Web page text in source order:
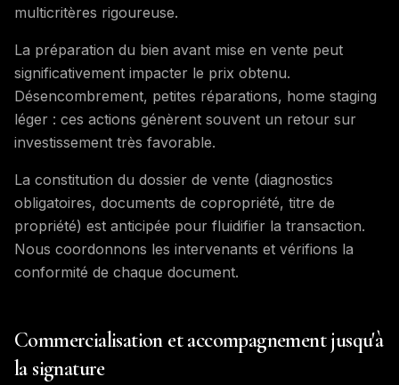
multicritères rigoureuse.
La préparation du bien avant mise en vente peut
significativement impacter le prix obtenu.
Désencombrement, petites réparations, home staging
léger : ces actions génèrent souvent un retour sur
investissement très favorable.
La constitution du dossier de vente (diagnostics
obligatoires, documents de copropriété, titre de
propriété) est anticipée pour fluidifier la transaction.
Nous coordonnons les intervenants et vérifions la
conformité de chaque document.
Commercialisation et accompagnement jusqu'à
la signature